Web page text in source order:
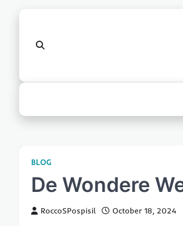
BLOG
De Wondere
RoccoSPospisil October 18, 2024